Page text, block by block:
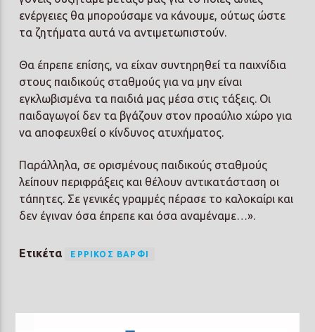
ενέργειες θα μπορούσαμε να κάνουμε, ούτως ώστε
τα ζητήματα αυτά να αντιμετωπιστούν.
Θα έπρεπε επίσης, να είχαν συντηρηθεί τα παιχνίδια
στους παιδικούς σταθμούς για να μην είναι
εγκλωβισμένα τα παιδιά μας μέσα στις τάξεις. Οι
παιδαγωγοί δεν τα βγάζουν στον προαύλιο χώρο για
να αποφευχθεί ο κίνδυνος ατυχήματος.
Παράλληλα, σε ορισμένους παιδικούς σταθμούς
λείπουν περιφράξεις και θέλουν αντικατάσταση οι
τάπητες. Σε γενικές γραμμές πέρασε το καλοκαίρι και
δεν έγιναν όσα έπρεπε και όσα αναμέναμε…».
Ετικέτα ΕΡΡΊΚΟΣ ΒΆΡΦΙ